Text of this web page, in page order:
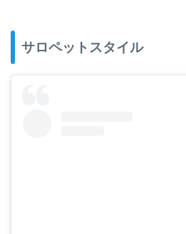
サロペットスタイル